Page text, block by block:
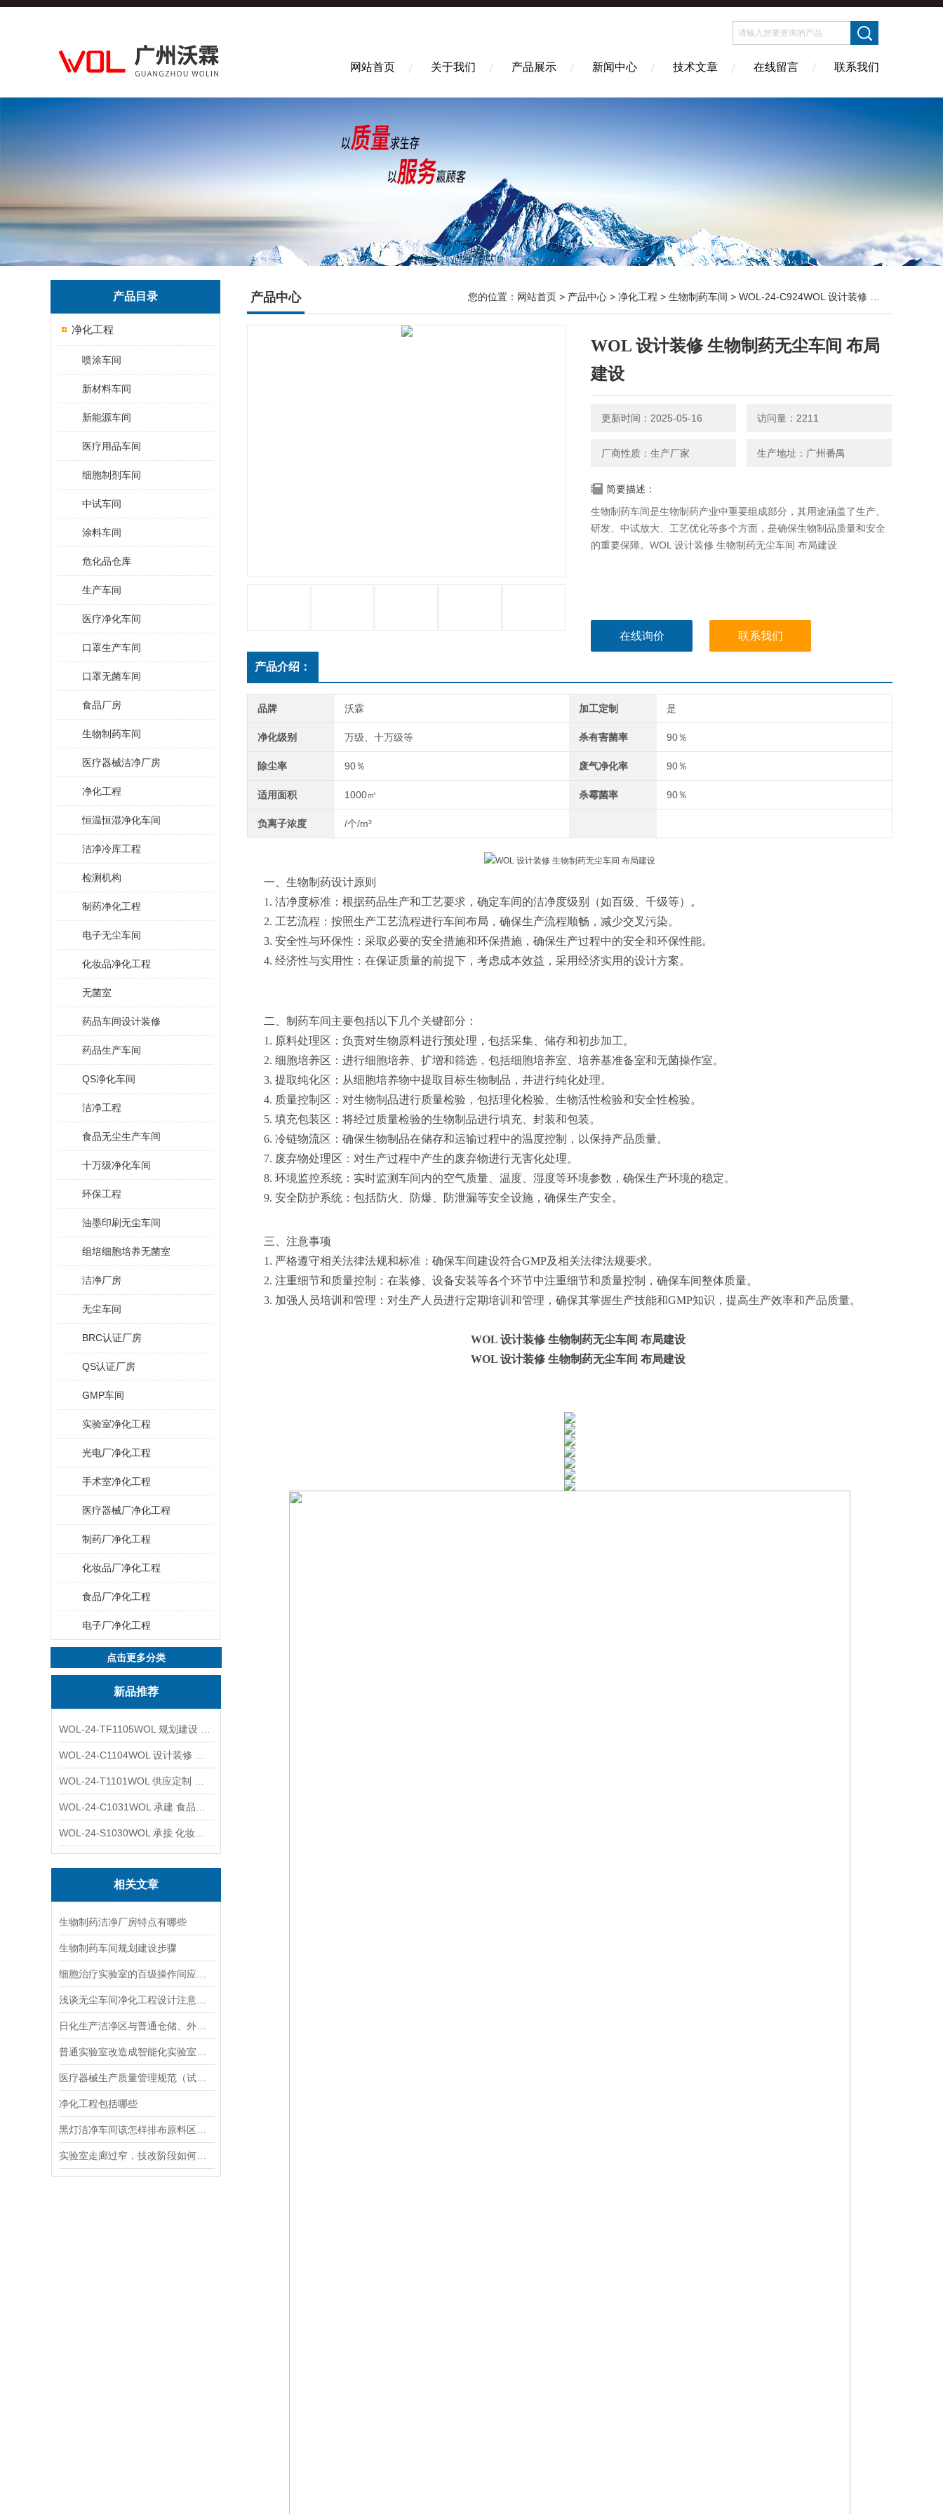
网站首页 关于我们 产品展示 新闻中心 技术文章 在线留言 联系我们
产品目录
净化工程
喷涂车间
新材料车间
新能源车间
医疗用品车间
细胞制剂车间
中试车间
涂料车间
危化品仓库
生产车间
医疗净化车间
口罩生产车间
口罩无菌车间
食品厂房
生物制药车间
医疗器械洁净厂房
净化工程
恒温恒湿净化车间
洁净冷库工程
检测机构
制药净化工程
电子无尘车间
化妆品净化工程
无菌室
药品车间设计装修
药品生产车间
QS净化车间
洁净工程
食品无尘生产车间
十万级净化车间
环保工程
油墨印刷无尘车间
组培细胞培养无菌室
洁净厂房
无尘车间
BRC认证厂房
QS认证厂房
GMP车间
实验室净化工程
光电厂净化工程
手术室净化工程
医疗器械厂净化工程
制药厂净化工程
化妆品厂净化工程
食品厂净化工程
电子厂净化工程
点击更多分类
新品推荐
相关文章
生物制药洁净厂房特点有哪些
生物制药车间规划建设步骤
净化工程包括哪些
产品中心 您的位置： 网站首页 > 产品中心 > 净化工程 > 生物制药车间 > WOL-24-C924WOL 设计装修 生物制药无尘车间 布局建设
WOL 设计装修 生物制药无尘车间 布局
建设
更新时间：2025-05-16 访问量：2211
厂商性质：生产厂家 生产地址：广州番禺
简要描述：
生物制药车间是生物制药产业中重要组成部分，其用途涵盖了生产、
研发、中试放大、工艺优化等多个方面，是确保生物制品质量和安全
的重要保障。WOL 设计装修 生物制药无尘车间 布局建设
在线询价 联系我们
产品介绍：
品牌 沃霖 加工定制 是
净化级别 万级、十万级等 杀有害菌率 90％
除尘率 90％ 废气净化率 90％
适用面积 1000㎡ 杀霉菌率 90％
负离子浓度 /个/m³
一、生物制药设计原则
1. 洁净度标准：根据药品生产和工艺要求，确定车间的洁净度级别（如百级、千级等）。
2. 工艺流程：按照生产工艺流程进行车间布局，确保生产流程顺畅，减少交叉污染。
3. 安全性与环保性：采取必要的安全措施和环保措施，确保生产过程中的安全和环保性能。
4. 经济性与实用性：在保证质量的前提下，考虑成本效益，采用经济实用的设计方案。
二、制药车间主要包括以下几个关键部分：
1. 原料处理区：负责对生物原料进行预处理，包括采集、储存和初步加工。
2. 细胞培养区：进行细胞培养、扩增和筛选，包括细胞培养室、培养基准备室和无菌操作室。
3. 提取纯化区：从细胞培养物中提取目标生物制品，并进行纯化处理。
4. 质量控制区：对生物制品进行质量检验，包括理化检验、生物活性检验和安全性检验。
5. 填充包装区：将经过质量检验的生物制品进行填充、封装和包装。
6. 冷链物流区：确保生物制品在储存和运输过程中的温度控制，以保持产品质量。
7. 废弃物处理区：对生产过程中产生的废弃物进行无害化处理。
8. 环境监控系统：实时监测车间内的空气质量、温度、湿度等环境参数，确保生产环境的稳定。
9. 安全防护系统：包括防火、防爆、防泄漏等安全设施，确保生产安全。
三、注意事项
1. 严格遵守相关法律法规和标准：确保车间建设符合GMP及相关法律法规要求。
2. 注重细节和质量控制：在装修、设备安装等各个环节中注重细节和质量控制，确保车间整体质量。
3. 加强人员培训和管理：对生产人员进行定期培训和管理，确保其掌握生产技能和GMP知识，提高生产效率和产品质量。
WOL 设计装修 生物制药无尘车间 布局建设
WOL 设计装修 生物制药无尘车间 布局建设